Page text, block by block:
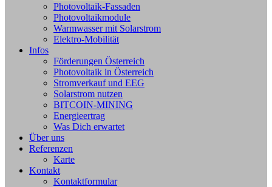
Photovoltaik-Fassaden
Photovoltaikmodule
Warmwasser mit Solarstrom
Elektro-Mobilität
Infos
Förderungen Österreich
Photovoltaik in Österreich
Stromverkauf und EEG
Solarstrom nutzen
BITCOIN-MINING
Energieertrag
Was Dich erwartet
Über uns
Referenzen
Karte
Kontakt
Kontaktformular